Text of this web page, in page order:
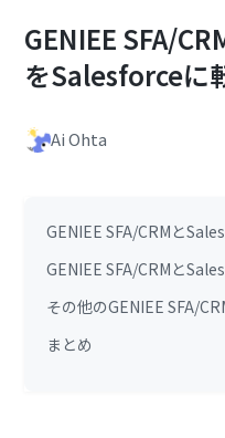
GENIEE SFA/
をSalesforceに
Ai Ohta
GENIEE SFA/CRMと
GENIEE SFA/CRMと
その他のGENIEE SFA/
まとめ